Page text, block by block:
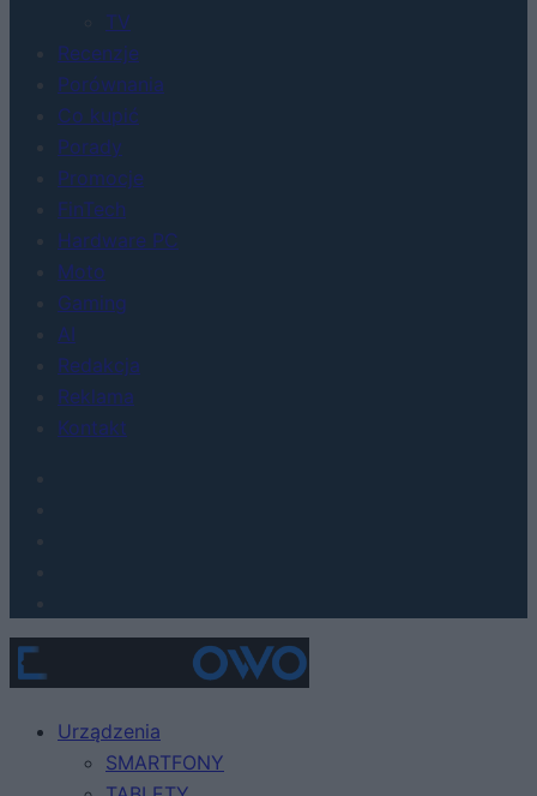
TV
Recenzje
Porównania
Co kupić
Porady
Promocje
FinTech
Hardware PC
Moto
Gaming
AI
Redakcja
Reklama
Kontakt
Urządzenia
SMARTFONY